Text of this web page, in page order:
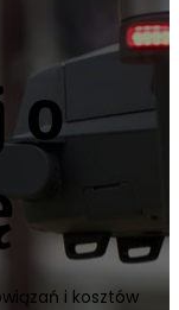
o
i kosztów